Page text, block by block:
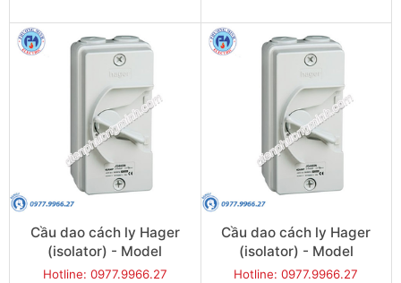
Cầu dao cách ly Hager
(isolator) - Model
JG440U
Hotline: 0977.9966.27
Cầu dao cách ly Hager
(isolator) - Model
JG463U
Hotline: 0977.9966.27